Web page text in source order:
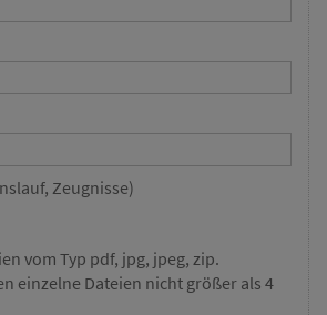
Zeugnisse)
vom Typ pdf, jpg, jpeg, zip.
einzelne Dateien nicht größer als 4